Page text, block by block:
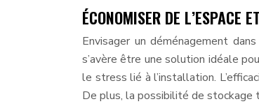
ÉCONOMISER DE L’ESPACE
Envisager un déménagement
s’avère être une solution idéale
le stress lié à l’installation.
De plus, la possibilité de